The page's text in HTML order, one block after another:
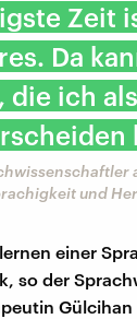
Zeit
Da
die ich
und
einer
so der